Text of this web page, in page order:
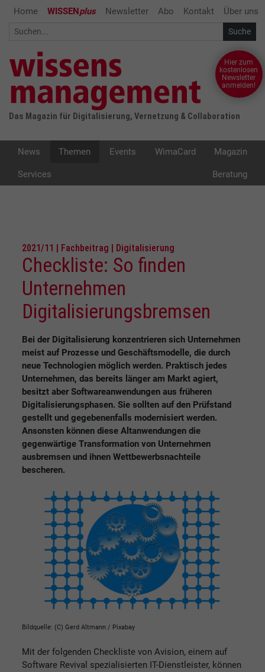
Home WISSENplus Newsletter Abo Kontakt Über uns
Das Magazin für Digitalisierung, Vernetzung & Collaboration
Hier zum
kostenlosen
Newsletter
anmelden!
News Themen Events WimaCard Magazin
Services Beratung
2021/11 | Fachbeitrag | Digitalisierung
Checkliste: So finden
Unternehmen
Digitalisierungsbremsen
Bei der Digitalisierung konzentrieren sich Unternehmen
meist auf Prozesse und Geschäftsmodelle, die durch
neue Technologien möglich werden. Praktisch jedes
Unternehmen, das bereits länger am Markt agiert,
besitzt aber Softwareanwendungen aus früheren
Digitalisierungsphasen. Sie sollten auf den Prüfstand
gestellt und gegebenenfalls modernisiert werden.
Ansonsten können diese Altanwendungen die
gegenwärtige Transformation von Unternehmen
ausbremsen und ihnen Wettbewerbsnachteile
bescheren.
Bildquelle: (C) Gerd Altmann / Pixabay
Mit der folgenden Checkliste von Avision, einem auf
Software Revival spezialisierten IT-Dienstleister, können